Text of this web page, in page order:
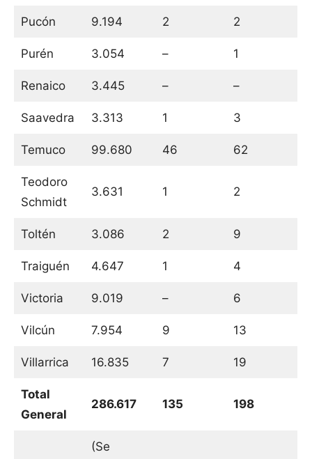
Pucón 9.194 2 2
Purén 3.054 – 1
Renaico 3.445 – –
Saavedra 3.313 1 3
Temuco 99.680 46 62
Teodoro
Schmidt
3.631 1 2
Toltén 3.086 2 9
Traiguén 4.647 1 4
Victoria 9.019 – 6
Vilcún 7.954 9 13
Villarrica 16.835 7 19
Total
General
286.617 135 198
(Se